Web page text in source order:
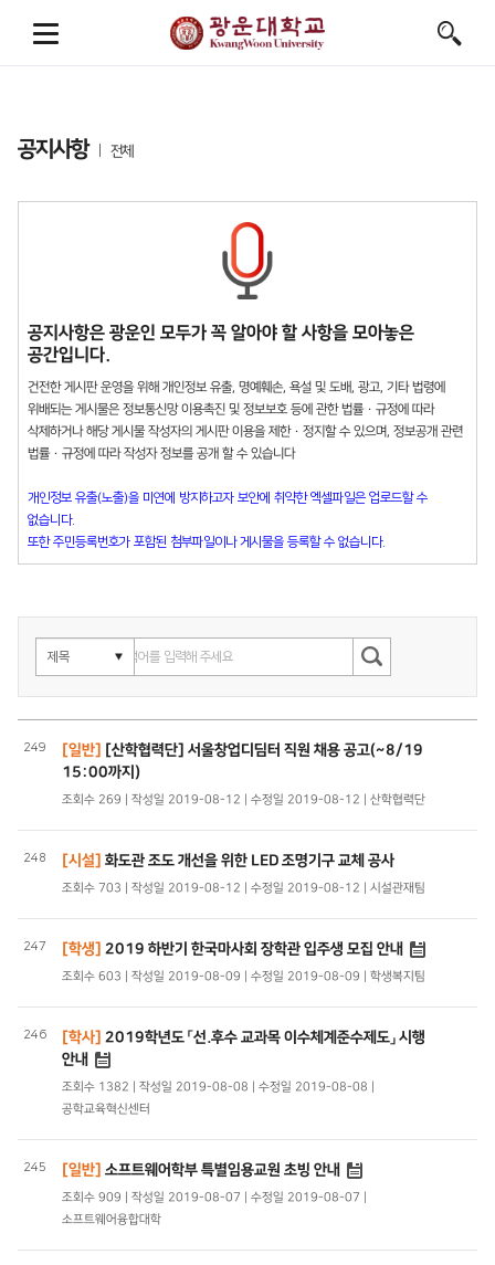
공지사항 전체
공지사항은 광운인 모두가 꼭 알아야 할 사항을 모아놓은
공간입니다.
건전한 게시판 운영을 위해 개인정보 유출, 명예훼손, 욕설 및 도배, 광고, 기타 법령에
위배되는 게시물은 정보통신망 이용촉진 및 정보보호 등에 관한 법률 · 규정에 따라
삭제하거나 해당 게시물 작성자의 게시판 이용을 제한 · 정지할 수 있으며, 정보공개 관련
법률 · 규정에 따라 작성자 정보를 공개 할 수 있습니다
개인정보 유출(노출)을 미연에 방지하고자 보안에 취약한 엑셀파일은 업로드할 수
없습니다.
또한 주민등록번호가 포함된 첨부파일이나 게시물을 등록할 수 없습니다.
249 [일반] [산학협력단] 서울창업디딤터 직원 채용 공고(~8/19
15:00까지)
조회수 269 | 작성일 2019-08-12 | 수정일 2019-08-12 | 산학협력단
248 [시설] 화도관 조도 개선을 위한 LED 조명기구 교체 공사
조회수 703 | 작성일 2019-08-12 | 수정일 2019-08-12 | 시설관재팀
247 [학생] 2019 하반기 한국마사회 장학관 입주생 모집 안내
조회수 603 | 작성일 2019-08-09 | 수정일 2019-08-09 | 학생복지팀
246 [학사] 2019학년도 「선.후수 교과목 이수체계준수제도」 시행
안내
조회수 1382 | 작성일 2019-08-08 | 수정일 2019-08-08 |
공학교육혁신센터
245 [일반] 소프트웨어학부 특별임용교원 초빙 안내
조회수 909 | 작성일 2019-08-07 | 수정일 2019-08-07 |
소프트웨어융합대학